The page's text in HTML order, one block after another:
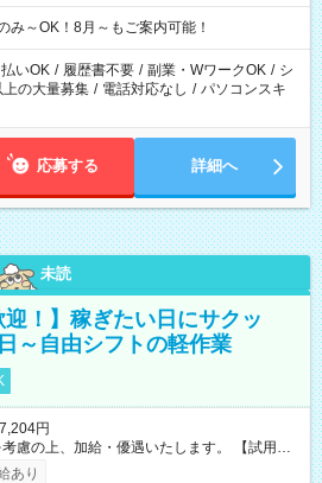
み～OK！8月～もご案内可能！
払いOK / 履歴書不要 / 副業・WワークOK / シ
上の大量募集 / 電話対応なし / パソコンスキ
応募する 詳細へ
未読
迎！】稼ぎたい日にサクッ
～自由シフトの軽作業
円
上、加給・優遇いたします。 【試用期
あり